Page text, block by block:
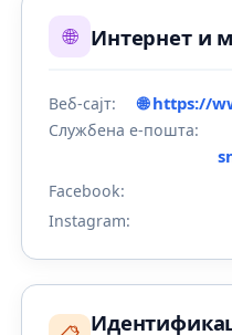
🌐 Интернет и
Веб-сајт: 🌐 https://
Службена е-пошта:
Facebook:
Instagram: